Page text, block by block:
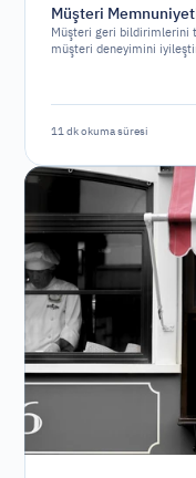
Müşteri
Müşteri geri bildirimlerini
müşteri deneyimini
11 dk okuma süresi